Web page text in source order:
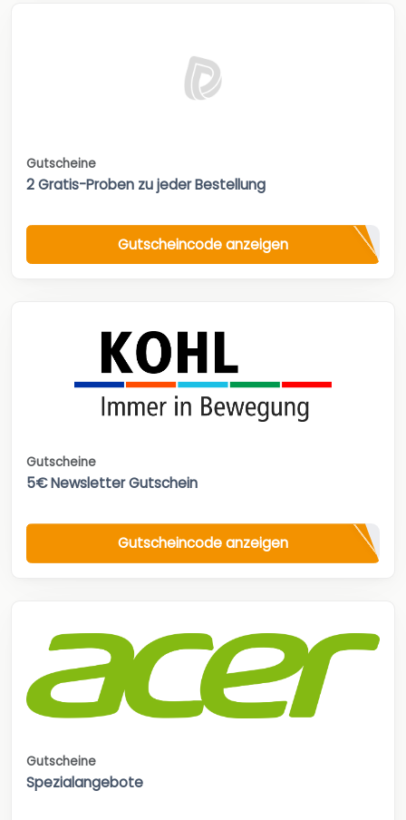
Gutscheine
2 Gratis-Proben zu jeder Bestellung
Gutscheincode anzeigen
Gutscheine
5€ Newsletter Gutschein
Gutscheincode anzeigen
Gutscheine
Spezialangebote